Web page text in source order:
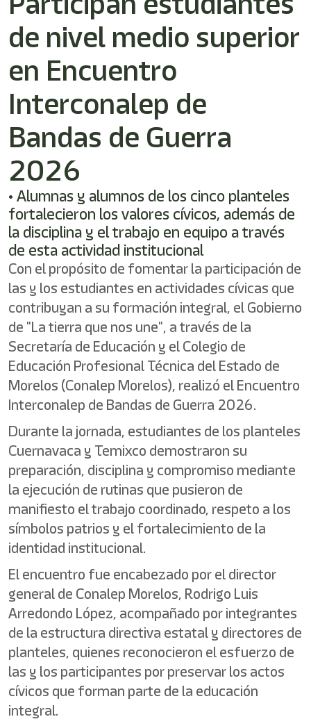
de nivel medio superior
en Encuentro
Interconalep de
Bandas de Guerra
2026
• Alumnas y alumnos de los cinco planteles
fortalecieron los valores cívicos, además de
la disciplina y el trabajo en equipo a través
de esta actividad institucional
Con el propósito de fomentar la participación de
las y los estudiantes en actividades cívicas que
contribuyan a su formación integral, el Gobierno
de "La tierra que nos une", a través de la
Secretaría de Educación y el Colegio de
Educación Profesional Técnica del Estado de
Morelos (Conalep Morelos), realizó el Encuentro
Interconalep de Bandas de Guerra 2026.
Durante la jornada, estudiantes de los planteles
Cuernavaca y Temixco demostraron su
preparación, disciplina y compromiso mediante
la ejecución de rutinas que pusieron de
manifiesto el trabajo coordinado, respeto a los
símbolos patrios y el fortalecimiento de la
identidad institucional.
El encuentro fue encabezado por el director
general de Conalep Morelos, Rodrigo Luis
Arredondo López, acompañado por integrantes
de la estructura directiva estatal y directores de
planteles, quienes reconocieron el esfuerzo de
las y los participantes por preservar los actos
cívicos que forman parte de la educación
integral.